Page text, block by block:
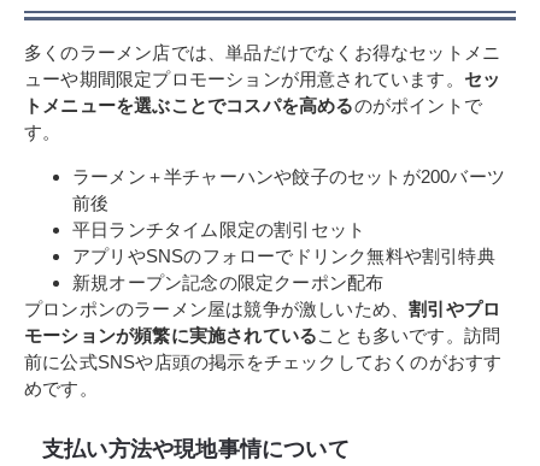
多くのラーメン店では、単品だけでなくお得なセットメニ
ューや期間限定プロモーションが用意されています。 セッ
トメニューを選ぶことでコスパを高めるのがポイントで
す。
ラーメン＋半チャーハンや餃子のセットが200バーツ
前後
平日ランチタイム限定の割引セット
アプリやSNSのフォローでドリンク無料や割引特典
新規オープン記念の限定クーポン配布
プロンポンのラーメン屋は競争が激しいため、割引やプロ
モーションが頻繁に実施されていることも多いです。訪問
前に公式SNSや店頭の掲示をチェックしておくのがおすす
めです。
支払い方法や現地事情について